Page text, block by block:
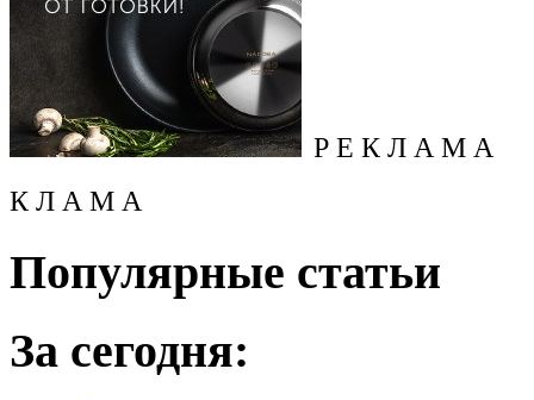
Р Е К Л А М А
К Л А М А
Популярные статьи
За сегодня: